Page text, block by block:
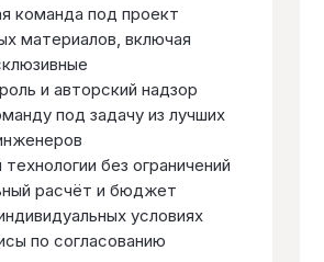
команда под проект
материалов, включая
и авторский надзор
под задачу из лучших
без ограничений
расчёт и бюджет
условиях
по согласованию